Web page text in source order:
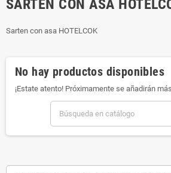
SARTEN CON ASA
Sarten con asa HOTELCOK
No hay productos disponibles
¡Estate atento! Próximamente se añadirán